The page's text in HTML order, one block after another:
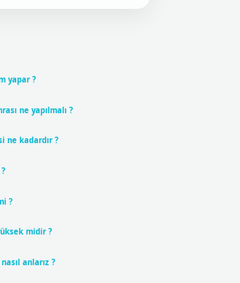
yapar ?
ne yapılmalı ?
ne kadardır ?
?
midir ?
anlarız ?